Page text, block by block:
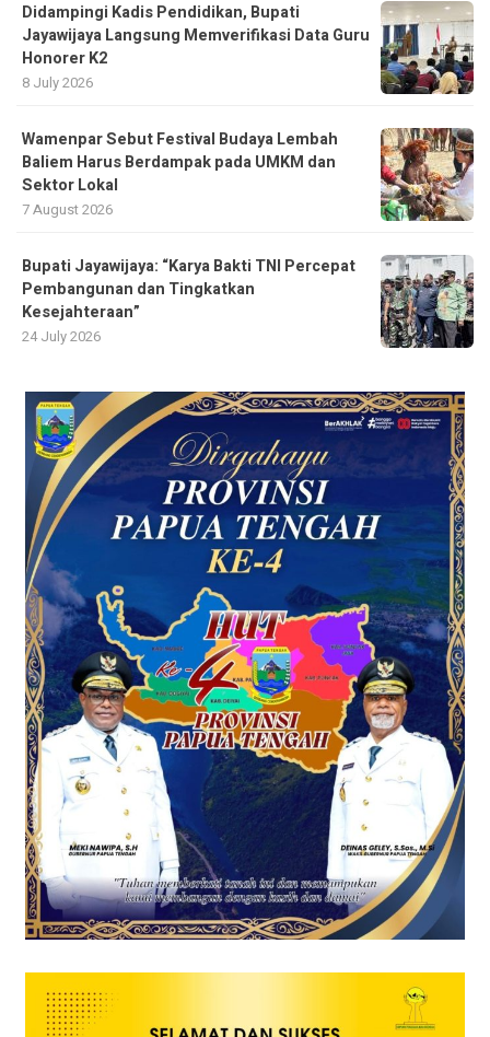
Didampingi Kadis Pendidikan, Bupati
Jayawijaya Langsung Memverifikasi Data Guru
Honorer K2
8 July 2026
Wamenpar Sebut Festival Budaya Lembah
Baliem Harus Berdampak pada UMKM dan
Sektor Lokal
7 August 2026
Bupati Jayawijaya: “Karya Bakti TNI Percepat
Pembangunan dan Tingkatkan
Kesejahteraan”
24 July 2026